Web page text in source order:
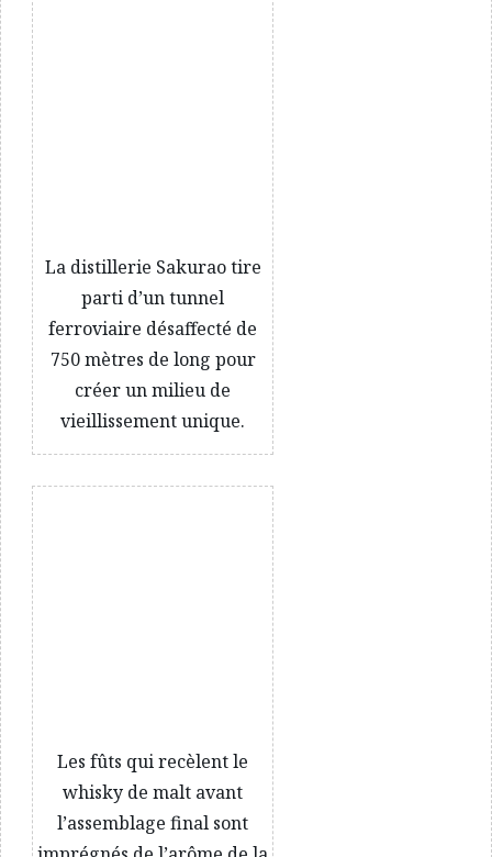
La distillerie Sakurao tire
parti d’un tunnel
ferroviaire désaffecté de
750 mètres de long pour
créer un milieu de
vieillissement unique.
Les fûts qui recèlent le
whisky de malt avant
l’assemblage final sont